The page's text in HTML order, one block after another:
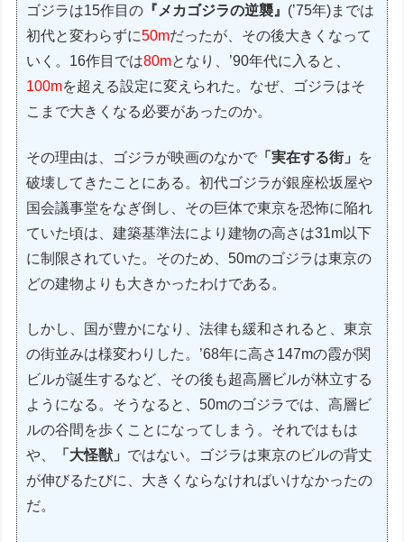
ゴジラは15作目の 『メカゴジラの逆襲』 (’75年)までは
初代と変わらずに50mだったが、その後大きくなって
いく。16作目では80mとなり、’90年代に入ると、
100mを超える設定に変えられた。なぜ、ゴジラはそ
こまで大きくなる必要があったのか。
その理由は、ゴジラが映画のなかで 「実在する街」
を
破壊してきたことにある。初代ゴジラが銀座松坂屋や
国会議事堂をなぎ倒し、その巨体で東京を恐怖に陥れ
ていた頃は、建築基準法により建物の高さは31m以下
に制限されていた。そのため、50mのゴジラは東京の
どの建物よりも大きかったわけである。
しかし、国が豊かになり、法律も緩和されると、東京
の街並みは様変わりした。’68年に高さ147mの霞が関
ビルが誕生するなど、その後も超高層ビルが林立する
ようになる。そうなると、50mのゴジラでは、高層ビ
ルの谷間を歩くことになってしまう。それではもは
や、
「大怪獣」 ではない。ゴジラは東京のビルの背丈
が伸びるたびに、大きくならなければいけなかったの
だ。